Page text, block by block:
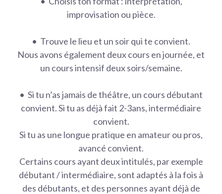
improvisation ou pièce.
•⁠ ⁠Trouve le lieu et un soir qui te convient.
Nous avons également deux cours en journée, et
un cours intensif deux soirs/semaine.
•⁠ ⁠Si tu n’as jamais de théâtre, un cours débutant
convient. Si tu as déjà fait 2-3ans, intermédiaire
convient.
Si tu as une longue pratique en amateur ou pros,
avancé convient.
Certains cours ayant deux intitulés, par exemple
débutant / intermédiaire, sont adaptés à la fois à
des débutants, et des personnes ayant déjà de